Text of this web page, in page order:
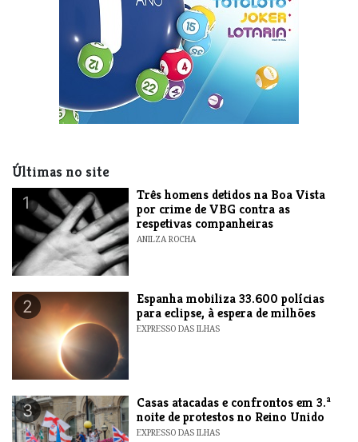
Últimas no site
1
Três homens detidos na Boa Vista
por crime de VBG contra as
respetivas companheiras
ANILZA ROCHA
2
Espanha mobiliza 33.600 polícias
para eclipse, à espera de milhões
EXPRESSO DAS ILHAS
3
Casas atacadas e confrontos em 3.ª
noite de protestos no Reino Unido
EXPRESSO DAS ILHAS